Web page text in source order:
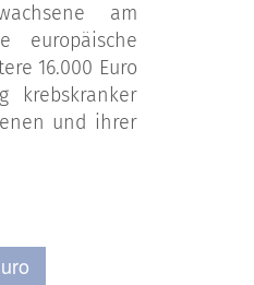
am
europäische
16.000 Euro
krebskranker
und ihrer